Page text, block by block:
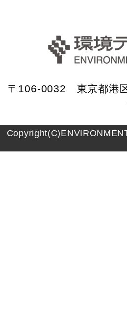
〒106-0032 東京都港